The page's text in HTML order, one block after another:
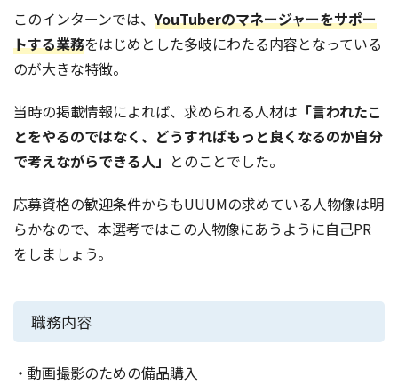
このインターンでは、YouTuberのマネージャーをサポー
トする業務をはじめとした多岐にわたる内容となっている
のが大きな特徴。
当時の掲載情報によれば、求められる人材は 「言われたこ
とをやるのではなく、どうすればもっと良くなるのか自分
で考えながらできる人」 とのことでした。
応募資格の歓迎条件からもUUUMの求めている人物像は明
らかなので、本選考ではこの人物像にあうように自己PR
をしましょう。
職務内容
・動画撮影のための備品購入